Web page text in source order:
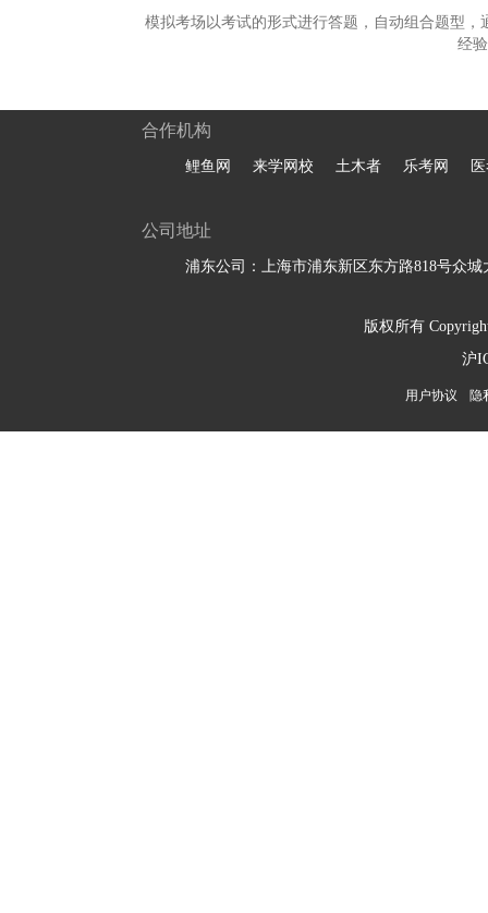
模拟考场以考试的形式进行答题，自动组合题型
经
合作机构
鲤鱼网 来学网校 土木者 乐考网
公司地址
浦东公司：上海市浦东新区东方路818号众城
版权所有
沪
用户协议 隐